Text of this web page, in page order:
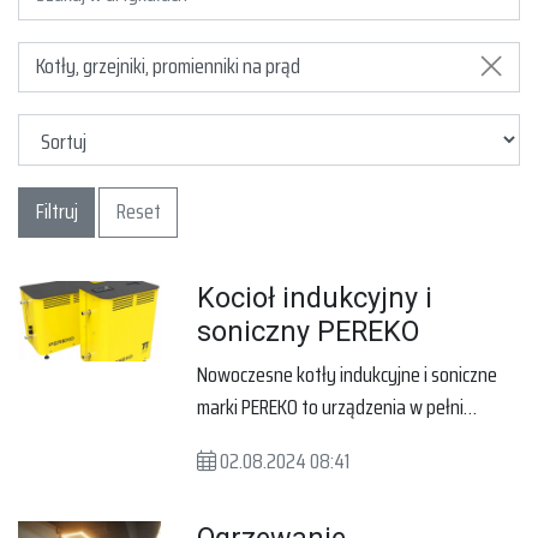
Kotły, grzejniki, promienniki na prąd
Filtruj Reset
Kocioł indukcyjny i
soniczny PEREKO
Nowoczesne kotły indukcyjne i soniczne
marki PEREKO to urządzenia w pełni
podwyższone normy emisyjności. Dzięki
02.08.2024 08:41